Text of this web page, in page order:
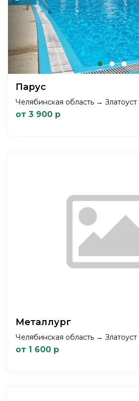
Парус
Челябинская область → Златоуст
от 3 900 р
Металлург
Челябинская область → Златоуст
от 1 600 р